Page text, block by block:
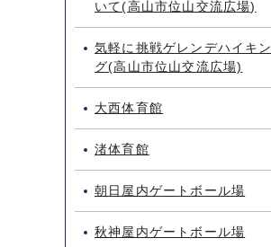
いて(高山市位山交流広場)
気軽に挑戦ゲレンデハイキン
グ(高山市位山交流広場)
大西体育館
渚体育館
朝日屋内ゲートボール場
秋神屋内ゲートボール場